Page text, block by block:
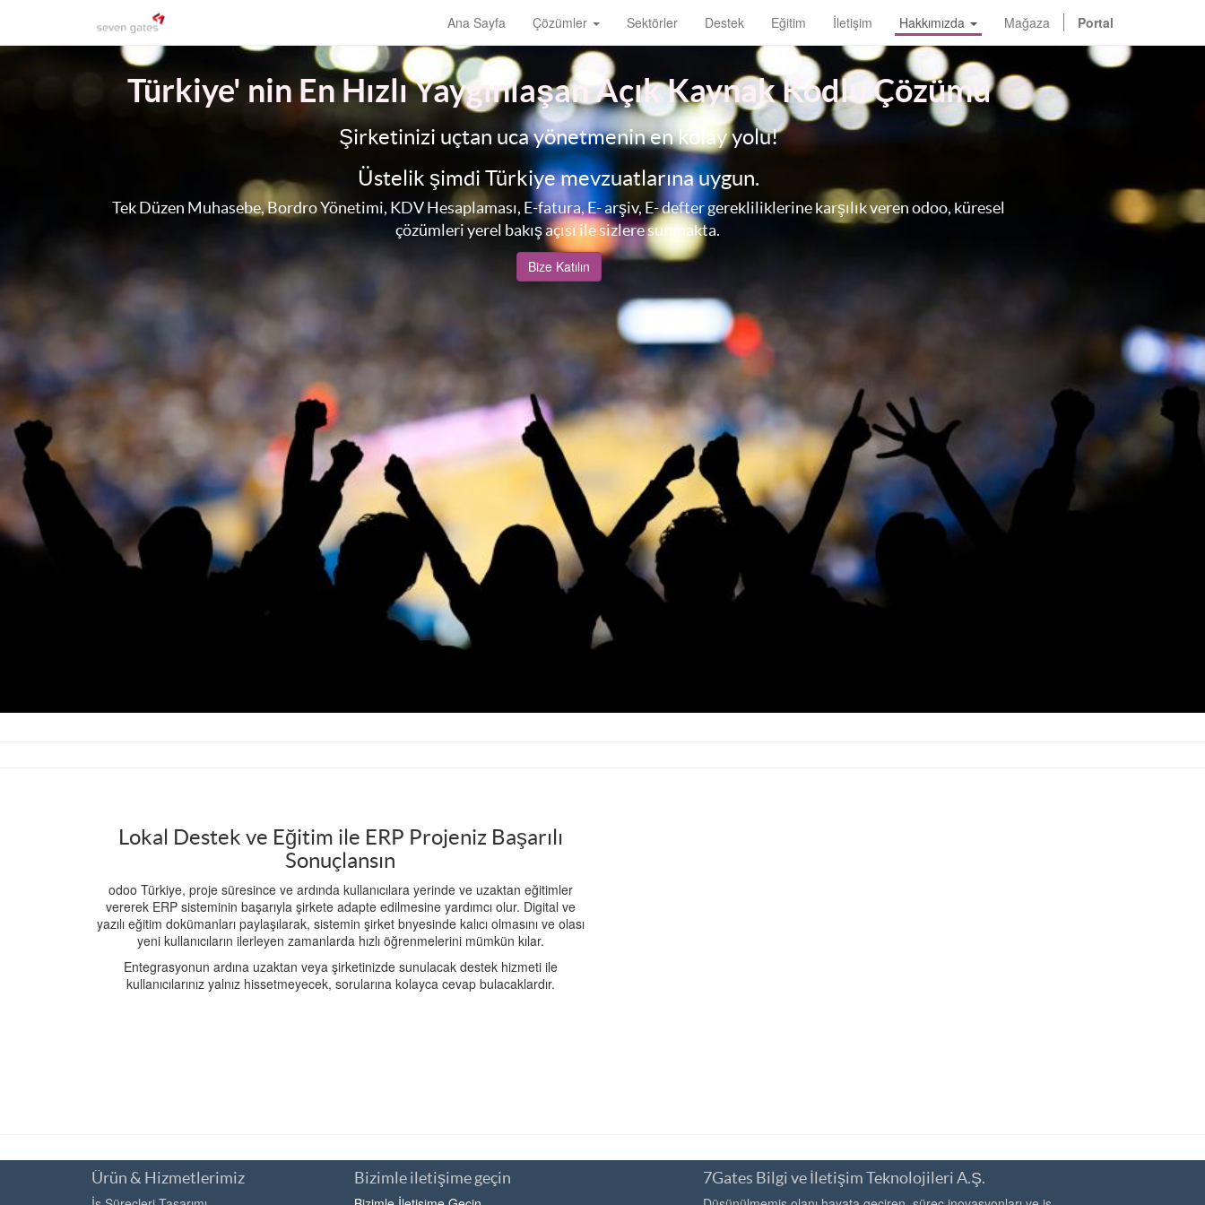
Ana Sayfa Çözümler Sektörler Destek Eğitim İletişim Hakkımızda Mağaza Portal
Türkiye' nin En Hızlı Yaygınlaşan Açık Kaynak Kodlu Çözümü
Şirketinizi uçtan uca yönetmenin en kolay yolu!
Üstelik şimdi Türkiye mevzuatlarına uygun.
Tek Düzen Muhasebe, Bordro Yönetimi, KDV Hesaplaması, E-fatura, E- arşiv, E- defter gerekliliklerine karşılık veren odoo, küresel
çözümleri yerel bakış açısı ile sizlere sunmakta.
Bize Katılın
Lokal Destek ve Eğitim ile ERP Projeniz Başarılı
Sonuçlansın
odoo Türkiye, proje süresince ve ardında kullanıcılara yerinde ve uzaktan eğitimler
vererek ERP sisteminin başarıyla şirkete adapte edilmesine yardımcı olur. Digital ve
yazılı eğitim dokümanları paylaşılarak, sistemin şirket bnyesinde kalıcı olmasını ve olası
yeni kullanıcıların ilerleyen zamanlarda hızlı öğrenmelerini mümkün kılar.
Entegrasyonun ardına uzaktan veya şirketinizde sunulacak destek hizmeti ile
kullanıcılarınız yalnız hissetmeyecek, sorularına kolayca cevap bulacaklardır.
Ürün & Hizmetlerimiz Bizimle iletişime geçin 7Gates Bilgi ve İletişim Teknolojileri A.Ş.